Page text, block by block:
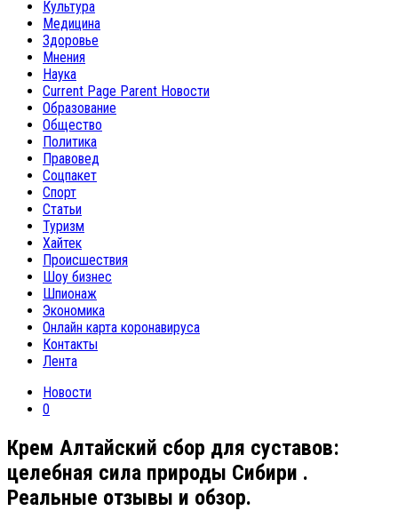
Культура
Медицина
Здоровье
Мнения
Наука
Current Page Parent Новости
Образование
Общество
Политика
Правовед
Соцпакет
Спорт
Статьи
Туризм
Хайтек
Происшествия
Шоу бизнес
Шпионаж
Экономика
Онлайн карта коронавируса
Контакты
Лента
Новости
0
Крем Алтайский сбор для суставов:
целебная сила природы Сибири .
Реальные отзывы и обзор.